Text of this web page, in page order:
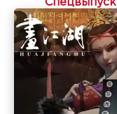
Спецвыпуск